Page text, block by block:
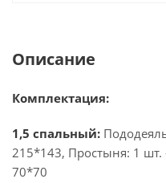
Описание
Комплектация:
1,5 спальный:
215*143, Простыня: 1
70*70